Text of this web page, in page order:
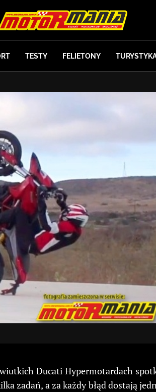
TESTY FELIETONY
Ducati Hypermotardach
zadań, a za każdy błąd dostają